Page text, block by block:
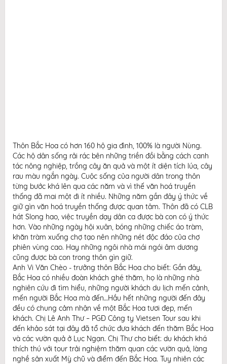
Thôn Bắc Hoa có hơn 160 hộ gia đình, 100% là người Nùng.
Các hộ dân sống rải rác bên những triền đồi bằng cách canh
tác nông nghiệp, trồng cây ăn quả và một ít diện tích lúa, cây
rau màu ngắn ngày. Cuộc sống của người dân trong thôn
từng bước khá lên qua các năm và vì thế văn hoá truyền
thống đã mai một đi ít nhiều. Những năm gần đây ý thức về
giữ gìn văn hoá truyền thống được quan tâm. Thôn đã có CLB
hát Slong hao, việc truyền dạy dân ca được bà con có ý thức
hơn. Vào những ngày hội xuân, bóng những chiếc áo tràm,
khăn tràm xuống chợ tạo nên những nét độc đáo của chợ
phiên vùng cao. Hay những ngôi nhà mái ngói âm dương
cũng được bà con trong thôn gìn giữ.
Anh Vi Văn Chèo - trưởng thôn Bắc Hoa cho biết: Gần đây,
Bắc Hoa có nhiều đoàn khách ghé thăm, họ là những nhà
nghiên cứu đi tìm hiểu, những người khách du lịch mến cảnh,
mến người Bắc Hoa mà đến…Hầu hết những người đến đây
đều có chung cảm nhận về một Bắc Hoa tươi đẹp, mến
khách. Chị Lê Anh Thư – PGĐ Công ty Vietsen Tour sau khi
đến khảo sát tại đây đã tổ chức đưa khách đến thăm Bắc Hoa
và các vườn quả ở Lục Ngạn. Chị Thư cho biết: du khách khá
thích thú với tour trải nghiệm thăm quan các vườn quả, làng
nghề sản xuất Mỳ chũ và điểm đến Bắc Hoa. Tuy nhiên các